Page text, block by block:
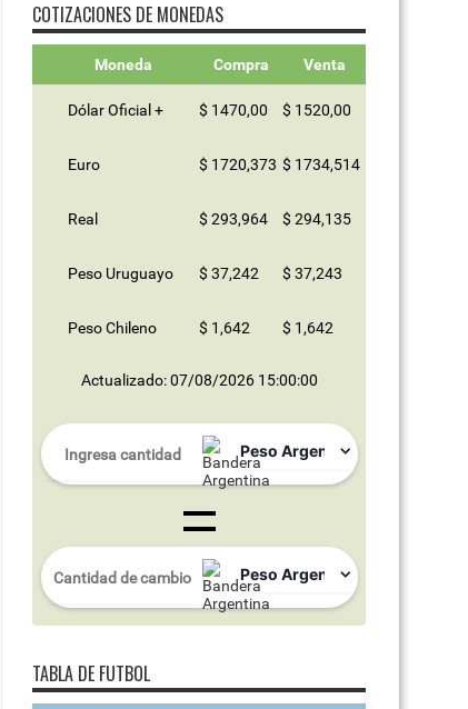
COTIZACIONES DE MONEDAS
Moneda Compra Venta
Dólar Oficial + $ 1470,00 $ 1520,00
Euro $ 1720,373 $ 1734,514
Real $ 293,964 $ 294,135
Peso Uruguayo $ 37,242 $ 37,243
Peso Chileno $ 1,642 $ 1,642
Actualizado: 07/08/2026 15:00:00
TABLA DE FUTBOL